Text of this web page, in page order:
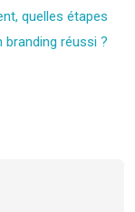
quelles étapes
branding réussi ?